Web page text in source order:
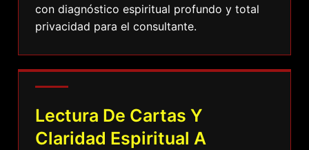
con diagnóstico espiritual profundo y total
privacidad para el consultante.
Lectura De Cartas Y
Claridad Espiritual A